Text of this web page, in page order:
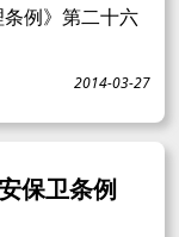
例》第二十六
2014-03-27
保卫条例